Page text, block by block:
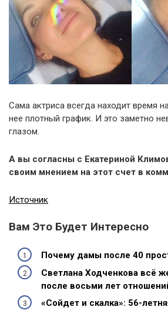
Сама актриса всегда находит время
нее плотный график. И это заметно
глазом.
А вы согласны с Екатериной
своим мнением на этот счет в
Источник
Вам Это Будет Интересно
Почему дамы после 40
Светлана Ходченкова всё
после восьми лет
«Сойдет и скалка»: 56-